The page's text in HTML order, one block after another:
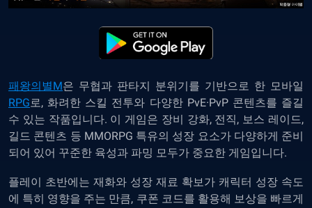
패왕의별M은 무협과 판타지 분위기를 기반으로 한 모바일
RPG로, 화려한 스킬 전투와 다양한 PvE·PvP 콘텐츠를 즐길
수 있는 작품입니다. 이 게임은 장비 강화, 전직, 보스 레이드,
길드 콘텐츠 등 MMORPG 특유의 성장 요소가 다양하게 준비
되어 있어 꾸준한 육성과 파밍 모두가 중요한 게임입니다.
플레이 초반에는 재화와 성장 재료 확보가 캐릭터 성장 속도
에 특히 영향을 주는 만큼, 쿠폰 코드를 활용해 보상을 빠르게